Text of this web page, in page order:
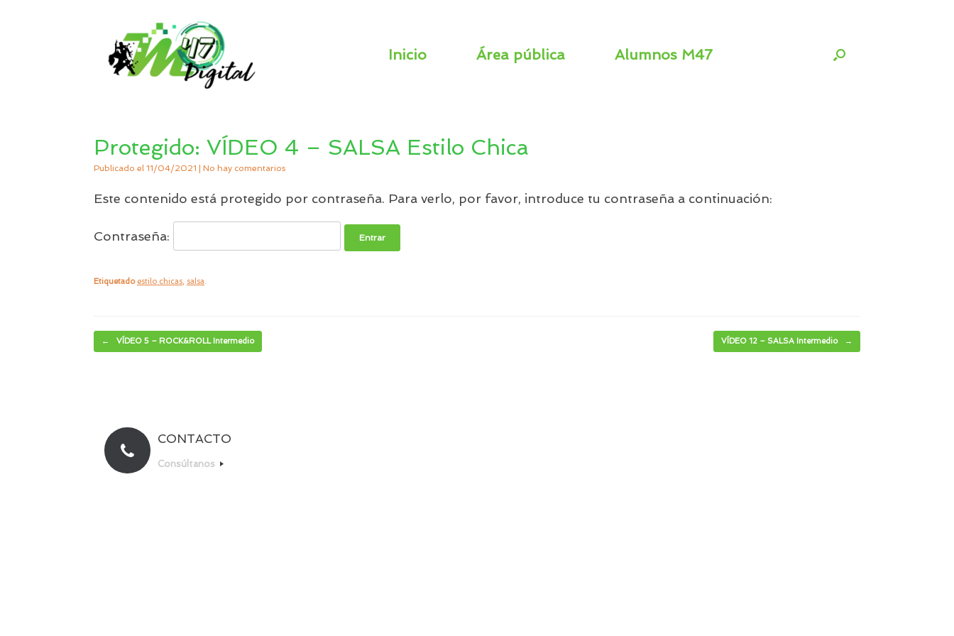
Inicio Área pública Alumnos M47
Protegido: VÍDEO 4 – SALSA Estilo Chica
Publicado el 11/04/2021 No hay comentarios
Este contenido está protegido por contraseña. Para verlo, por favor, introduce tu contraseña a continuación:
Contraseña:
Etiquetado estilo chicas salsa
Navegador de artículos
← VÍDEO 5 – ROCK&ROLL Intermedio VÍDEO 12 – SALSA Intermedio →
CONTACTO
Consúltanos